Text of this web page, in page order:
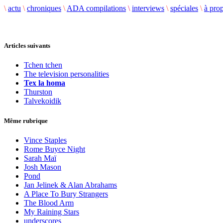
\ actu \ chroniques \ ADA compilations \ interviews \ spéciales \ à
Articles suivants
Tchen tchen
The television personalities
Tex la homa
Thurston
Talvekoidik
Même rubrique
Vince Staples
Rome Buyce Night
Sarah Maï
Josh Mason
Pond
Jan Jelinek & Alan Abrahams
A Place To Bury Strangers
The Blood Arm
My Raining Stars
underscores